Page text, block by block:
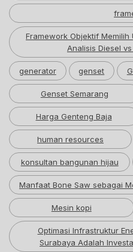
Framework Objektif Memilih
Analisis Diesel
generator genset
Genset Semarang
Harga Genteng Baja
human resources
konsultan bangunan hijau
Manfaat Bone Saw sebagai
Mesin kopi
Optimasi Infrastruktur
Surabaya Adalah